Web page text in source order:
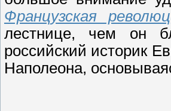
Французская
лестнице, чем он
российский историк
Наполеона,